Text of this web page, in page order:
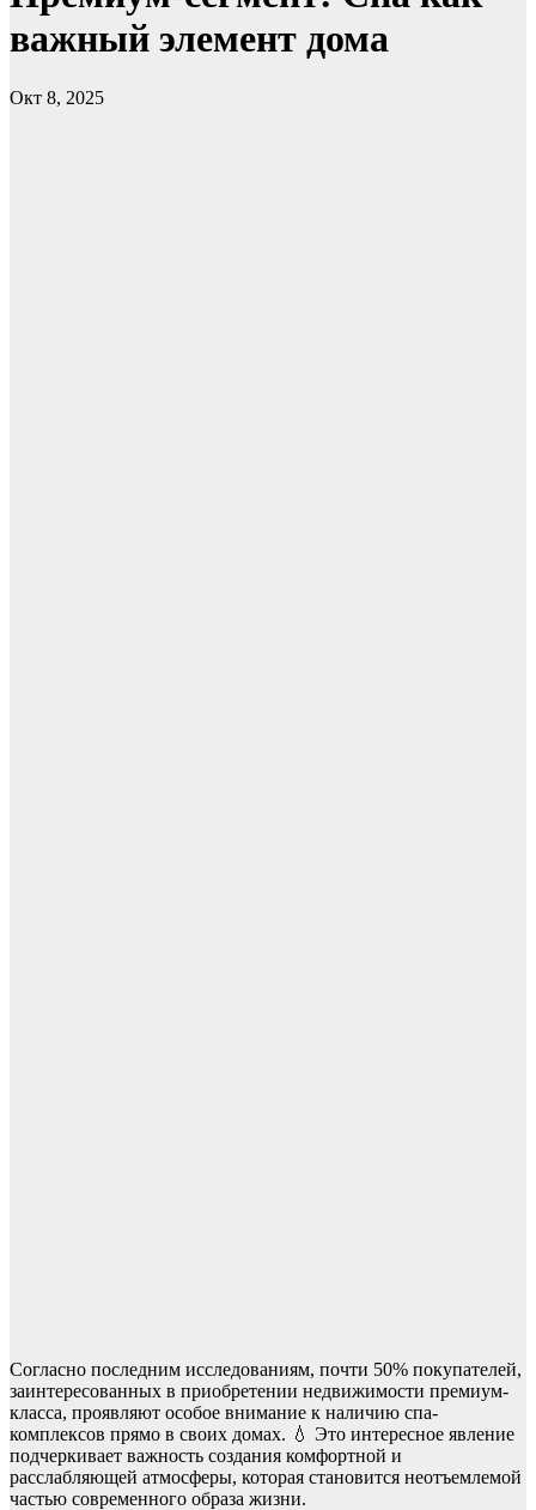
важный элемент дома
Окт 8, 2025
Согласно последним исследованиям, почти 50% покупателей,
заинтересованных в приобретении недвижимости премиум-
класса, проявляют особое внимание к наличию спа-
комплексов прямо в своих домах. 💧 Это интересное явление
подчеркивает важность создания комфортной и
расслабляющей атмосферы, которая становится неотъемлемой
частью современного образа жизни.